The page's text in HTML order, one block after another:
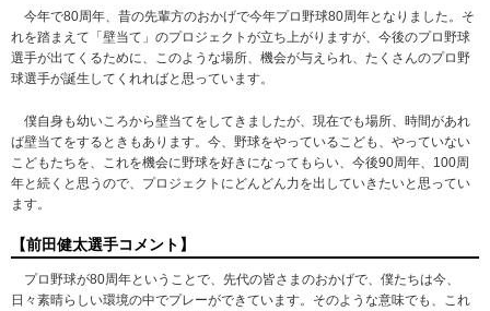
今年で80周年、昔の先輩方のおかげで今年プロ野球80周年となりました。そ
れを踏まえて「壁当て」のプロジェクトが立ち上がりますが、今後のプロ野球
選手が出てくるために、このような場所、機会が与えられ、たくさんのプロ野
球選手が誕生してくれればと思っています。
僕自身も幼いころから壁当てをしてきましたが、現在でも場所、時間があれ
ば壁当てをするときもあります。今、野球をやっているこども、やっていない
こどもたちを、これを機会に野球を好きになってもらい、今後90周年、100周
年と続くと思うので、プロジェクトにどんどん力を出していきたいと思ってい
ます。
【前田健太選手コメント】
プロ野球が80周年ということで、先代の皆さまのおかげで、僕たちは今、
日々素晴らしい環境の中でプレーができています。そのような意味でも、これ